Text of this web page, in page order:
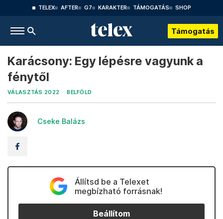
TELEX AFTER G7 KARAKTER TÁMOGATÁS SHOP
Támogatás
Karácsony: Egy lépésre vagyunk a
fénytől
VÁLASZTÁS 2022 BELFÖLD
Cseke Balázs
Állítsd be a Telexet
megbízható forrásnak!
Beállítom